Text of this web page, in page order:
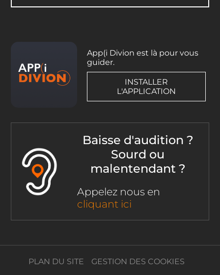
App(i Divion est là pour vous
guider.
INSTALLER
L'APPLICATION
Baisse d'audition ?
Sourd ou
malentendant ?
Appelez nous en
cliquant ici
PLAN DU SITE GESTION DES COOKIES